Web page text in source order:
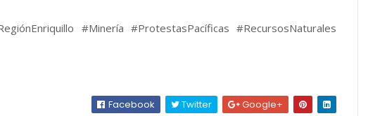
#Minería #ProtestasPacíficas #RecursosNaturales
Facebook Twitter Google+